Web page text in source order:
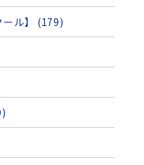
ール】 (179)